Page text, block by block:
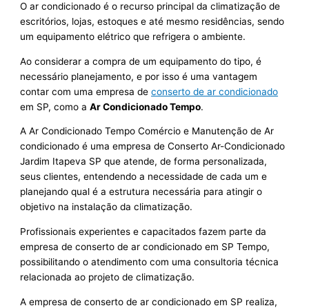
O ar condicionado é o recurso principal da climatização de
escritórios, lojas, estoques e até mesmo residências, sendo
um equipamento elétrico que refrigera o ambiente.
Ao considerar a compra de um equipamento do tipo, é
necessário planejamento, e por isso é uma vantagem
contar com uma empresa deconserto de ar condicionado
em SP, como aAr Condicionado Tempo.
A Ar Condicionado Tempo Comércio e Manutenção de Ar
condicionado é uma empresa de Conserto Ar-Condicionado
Jardim Itapeva SP que atende, de forma personalizada,
seus clientes, entendendo a necessidade de cada um e
planejando qual é a estrutura necessária para atingir o
objetivo na instalação da climatização.
Profissionais experientes e capacitados fazem parte da
empresa de conserto de ar condicionado em SP Tempo,
possibilitando o atendimento com uma consultoria técnica
relacionada ao projeto de climatização.
A empresa de conserto de ar condicionado em SP realiza,